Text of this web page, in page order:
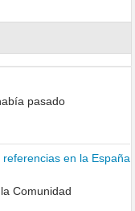
pasado
en la España
Comunidad